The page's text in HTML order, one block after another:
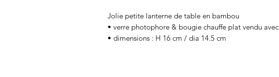
Jolie petite lanterne de table en bambou
• verre photophore & bougie chauffe plat vendu avec
• dimensions : H 16 cm / dia 14.5 cm